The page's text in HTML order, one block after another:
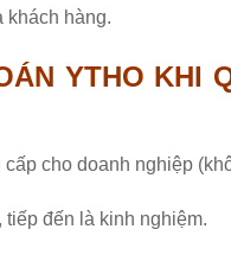
khách hàng.
YTHO KHI
cho doanh nghiệp
đến là kinh nghiệm.